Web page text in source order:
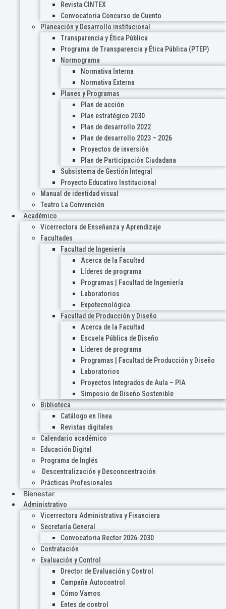
Revista CINTEX
Convocatoria Concurso de Cuento
Planeación y Desarrollo institucional
Transparencia y Ética Pública
Programa de Transparencia y Ética Pública (PTEP)
Normograma
Normativa Interna
Normativa Externa
Planes y Programas
Plan de acción
Plan estratégico 2030
Plan de desarrollo 2022
Plan de desarrollo 2023 – 2026
Proyectos de inversión
Plan de Participación Ciudadana
Subsistema de Gestión Integral
Proyecto Educativo Institucional
Manual de identidad visual
Teatro La Convención
Académico
Vicerrectora de Enseñanza y Aprendizaje
Facultades
Facultad de Ingeniería
Acerca de la Facultad
Líderes de programa
Programas | Facultad de Ingeniería
Laboratorios
Expotecnológica
Facultad de Producción y Diseño
Acerca de la Facultad
Escuela Pública de Diseño
Líderes de programa
Programas | Facultad de Producción y Diseño
Laboratorios
Proyectos Integrados de Aula – PIA
Simposio de Diseño Sostenible
Biblioteca
Catálogo en línea
Revistas digitales
Calendario académico
Educación Digital
Programa de Inglés
Descentralización y Desconcentración
Prácticas Profesionales
Bienestar
Administrativo
Vicerrectora Administrativa y Financiera
Secretaría General
Convocatoria Rector 2026-2030
Contratación
Evaluación y Control
Drector de Evaluación y Control
Campaña Autocontrol
Cómo Vamos
Entes de control